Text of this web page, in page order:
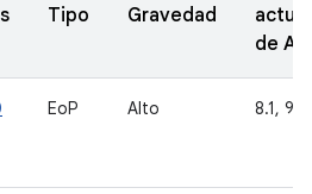
Tipo Gravedad
de
EoP Alto 8.1, 9,